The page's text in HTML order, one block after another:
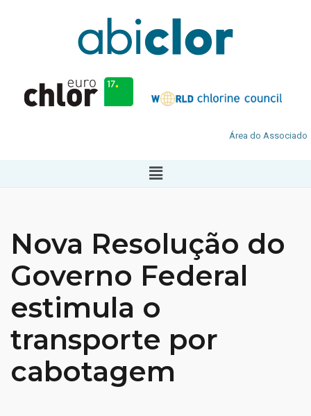
Área do Associado
Nova Resolução do
Governo Federal
estimula o
transporte por
cabotagem